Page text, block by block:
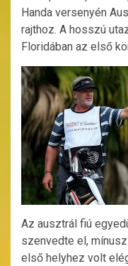
Handa versenyén
rajthoz. A hosszú
Floridában az első
Az ausztrál fiú
szenvedte el,
első helyhez volt